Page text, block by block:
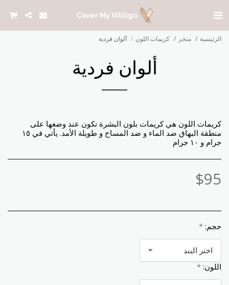
Cover My Vitiligo
الرئيسية متجر كريمات اللون ألوان فردية
ألوان فردية
كريمات اللون هي كريمات بلون البشرة تكون عند وضعها على
منطقة البهاق ضد الماء و ضد المساح و طويلة الأمد. يأتي في ١٥
جرام و ١٠ جرام
$95
حجم: *
اختر البند
اللون: *